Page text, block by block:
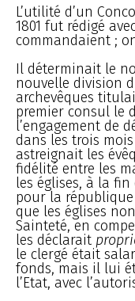
L’utilité d’un
1801 fut rédigé
commandaient ;
Il déterminait le
nouvelle division
archevêques
premier consul le
l’engagement de
dans les trois
astreignait les
fidélité entre les
les églises, à la
pour la
que les églises
Sainteté, en
les déclarait
le clergé était
fonds, mais il lui
l’Etat, avec